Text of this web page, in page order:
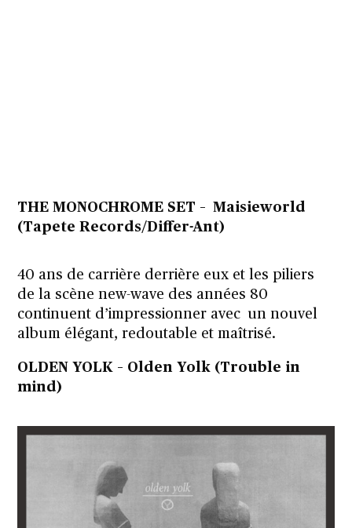
THE MONOCHROME SET –Maisieworld
(Tapete Records/Differ-Ant)
40 ans de carrière derrière eux et les piliers
de la scène new-wave des années 80
continuent d’impressionner avec un nouvel
album élégant, redoutable et maîtrisé.
OLDEN YOLK – Olden Yolk (Trouble in
mind)